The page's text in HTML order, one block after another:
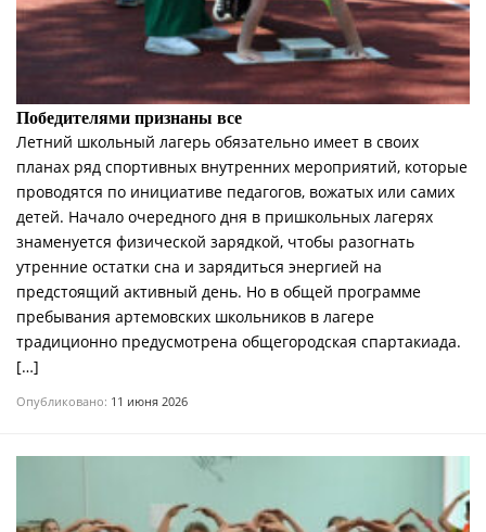
Победителями признаны все
Летний школьный лагерь обязательно имеет в своих
планах ряд спортивных внутренних мероприятий, которые
проводятся по инициативе педагогов, вожатых или самих
детей. Начало очередного дня в пришкольных лагерях
знаменуется физической зарядкой, чтобы разогнать
утренние остатки сна и зарядиться энергией на
предстоящий активный день. Но в общей программе
пребывания артемовских школьников в лагере
традиционно предусмотрена общегородская спартакиада.
[…]
Опубликовано: 11 июня 2026